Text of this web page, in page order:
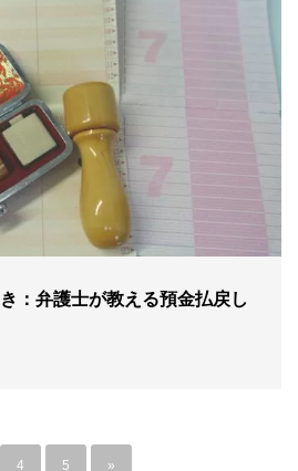
：弁護士が教える預金払戻し
4 5 »